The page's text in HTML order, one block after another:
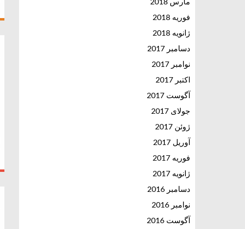
مارس 2018
فوریه 2018
ژانویه 2018
دسامبر 2017
نوامبر 2017
اکتبر 2017
آگوست 2017
جولای 2017
ژوئن 2017
آوریل 2017
فوریه 2017
ژانویه 2017
دسامبر 2016
نوامبر 2016
آگوست 2016